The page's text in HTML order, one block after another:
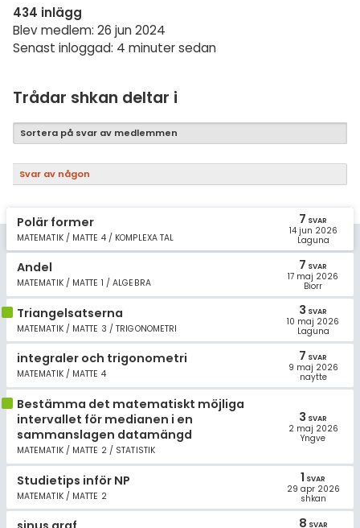
434 inlägg
Blev medlem: 26 jun 2024
Senast inloggad: 4 minuter sedan
Trådar shkan deltar i
Sortera på svar av medlemmen
Svar av någon
Polär former
MATEMATIK / MATTE 4 / KOMPLEXA TAL
7 SVAR
14 jun 2026
Laguna
Andel
MATEMATIK / MATTE 1 / ALGEBRA
7 SVAR
17 maj 2026
Biorr
Triangelsatserna
MATEMATIK / MATTE 3 / TRIGONOMETRI
3 SVAR
10 maj 2026
Laguna
integraler och trigonometri
MATEMATIK / MATTE 4
7 SVAR
9 maj 2026
naytte
Bestämma det matematiskt möjliga
intervallet för medianen i en
sammanslagen datamängd
MATEMATIK / MATTE 2 / STATISTIK
3 SVAR
2 maj 2026
Yngve
Studietips inför NP
MATEMATIK / MATTE 2
1 SVAR
29 apr 2026
shkan
8 SVAR
Fler ämnen
Livehjälpen
Topplistor
Om Pluggakuten
Allmänna villkor
Cookie-inställningar